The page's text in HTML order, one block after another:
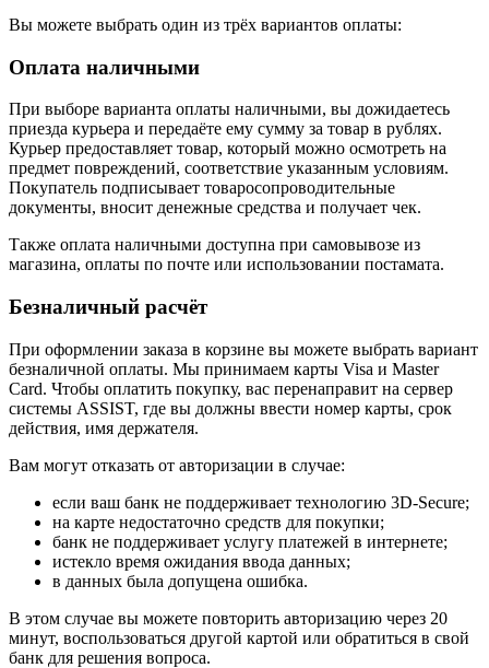
Вы можете выбрать один из трёх вариантов оплаты:
Оплата наличными
При выборе варианта оплаты наличными, вы дожидаетесь
приезда курьера и передаёте ему сумму за товар в рублях.
Курьер предоставляет товар, который можно осмотреть на
предмет повреждений, соответствие указанным условиям.
Покупатель подписывает товаросопроводительные
документы, вносит денежные средства и получает чек.
Также оплата наличными доступна при самовывозе из
магазина, оплаты по почте или использовании постамата.
Безналичный расчёт
При оформлении заказа в корзине вы можете выбрать вариант
безналичной оплаты. Мы принимаем карты Visa и Master
Card. Чтобы оплатить покупку, вас перенаправит на сервер
системы ASSIST, где вы должны ввести номер карты, срок
действия, имя держателя.
Вам могут отказать от авторизации в случае:
если ваш банк не поддерживает технологию 3D-Secure;
на карте недостаточно средств для покупки;
банк не поддерживает услугу платежей в интернете;
истекло время ожидания ввода данных;
в данных была допущена ошибка.
В этом случае вы можете повторить авторизацию через 20
минут, воспользоваться другой картой или обратиться в свой
банк для решения вопроса.